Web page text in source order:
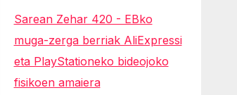
Sarean Zehar 420 - EBko
muga-zerga berriak AliExpressi
eta PlayStationeko bideojoko
fisikoen amaiera